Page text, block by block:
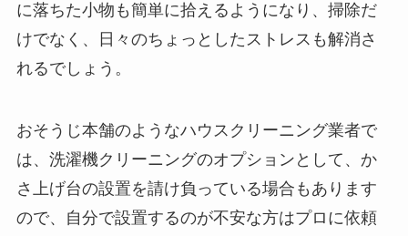
に落ちた小物も簡単に拾えるようになり、掃除だ
けでなく、日々のちょっとしたストレスも解消さ
れるでしょう。
おそうじ本舗のようなハウスクリーニング業者で
は、洗濯機クリーニングのオプションとして、か
さ上げ台の設置を請け負っている場合もあります
ので、自分で設置するのが不安な方はプロに依頼